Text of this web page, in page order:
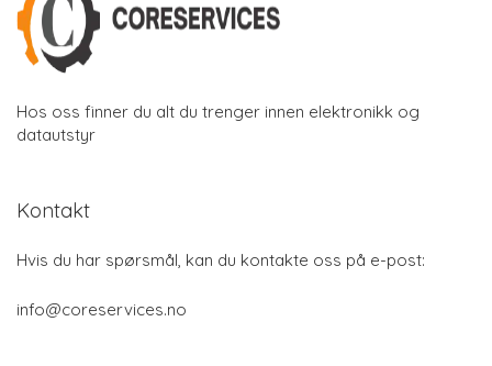
Hos oss finner du alt du trenger innen elektronikk og
datautstyr
Kontakt
Hvis du har spørsmål, kan du kontakte oss på e-post:
info@coreservices.no